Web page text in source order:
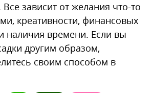
зависит от желания что-то
креативности, финансовых
наличия времени. Если вы
другим образом,
своим способом в